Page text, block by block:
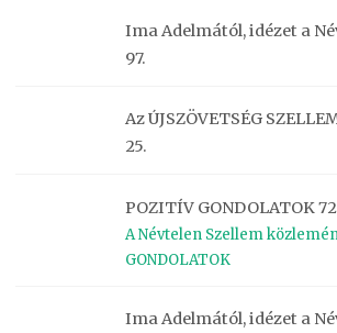
Ima Adelmától, idézet a
97.
Az ÚJSZÖVETSÉG
25.
POZITÍV GONDOLATOK
A Névtelen Szellem
GONDOLATOK
Ima Adelmától, idézet a